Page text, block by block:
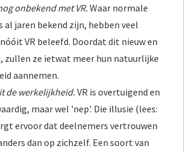
onbekend met VR. Waar normale
al jaren bekend zijn, hebben veel
VR beleefd. Doordat dit nieuw en
zullen ze ietwat meer hun natuurlijke
aannemen.
de werkelijkheid.VR is overtuigend en
maar wel 'nep'. Die illusie (lees:
ervoor dat deelnemers vertrouwen
dan op zichzelf. Een soort van